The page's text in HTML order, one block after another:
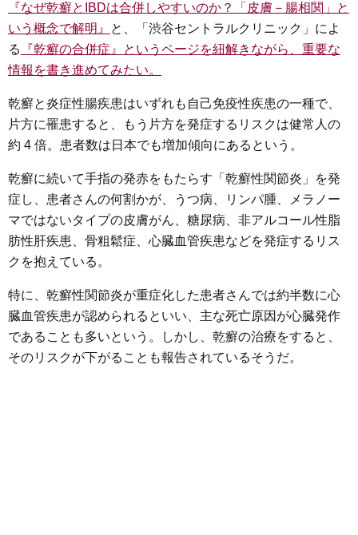
『なぜ乾癬とIBDは合併しやすいのか？「皮膚－腸相関」と
いう概念で解明』
と、「渋谷セントラルクリニック」によ
る
『乾癬の合併症』というページを紐解きながら、重要な
情報を書き進めてみたい。
乾癬と炎症性腸疾患はいずれも自己免疫性疾患の一種で、
片方に罹患すると、もう片方を発症するリスクは健常人の
約 4 倍。患者数は日本でも増加傾向にあるという。
乾癬に続いて手指の発赤をもたらす「乾癬性関節炎」を発
症し、患者さんの何割かが、うつ病、リンパ腫、メラノー
マではないタイプの皮膚がん、糖尿病、非アルコール性脂
肪性肝疾患、骨粗鬆症、心臓血管疾患などを発症するリス
クを抱えている。
特に、乾癬性関節炎が重症化した患者さんでは約半数に心
臓血管疾患が認められるといい、主な死亡原因が心臓発作
であることも多いという。しかし、乾癬の治療をすると、
そのリスクが下がることも報告されているそうだ。